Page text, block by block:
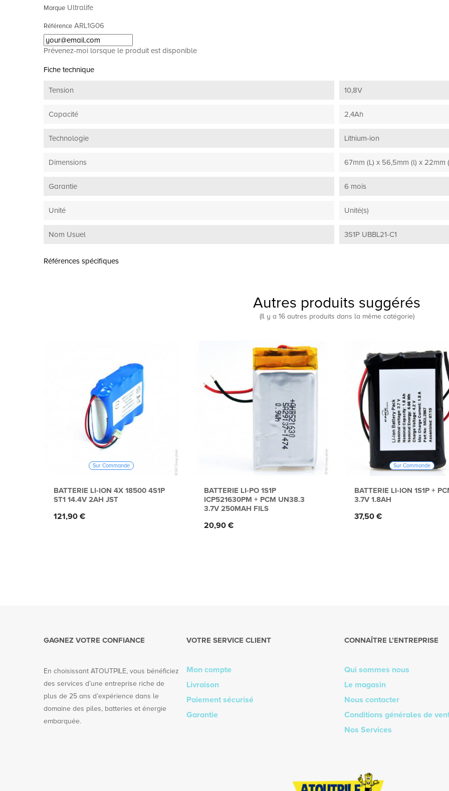
Marque Ultralife
Référence ARL1G06
Prévenez-moi lorsque le produit est disponible
Fiche technique
Tension 10,8V
Capacité 2,4Ah
Technologie Lithium-ion
Dimensions 67mm (L) x 56,5mm (l) x 22mm
Garantie 6 mois
Unité Unité(s)
Nom Usuel 3S1P UBBL21-C1
Références spécifiques
Autres produits suggérés
(Il y a 16 autres produits dans la même catégorie)
Sur Commande
BATTERIE LI-ION 4X 18500 4S1P
ST1 14.4V 2AH JST
Prix
121,90 €
BATTERIE LI-PO 1S1P
ICP521630PM + PCM UN38.3
3.7V 250MAH FILS
Prix
20,90 €
Sur Commande
BATTERIE LI-ION 1S1P +
3.7V 1.8AH
Prix
37,50 €
GAGNEZ VOTRE CONFIANCE
En choisissant ATOUTPILE, vous bénéficiez
des services d’une entreprise riche de
plus de 25 ans d’expérience dans le
domaine des piles, batteries et énergie
embarquée.
VOTRE SERVICE CLIENT
Mon compte
Livraison
Paiement sécurisé
Garantie
CONNAÎTRE L’ENTREPRISE
Qui sommes nous
Le magasin
Nous contacter
Conditions générales de
Nos Services